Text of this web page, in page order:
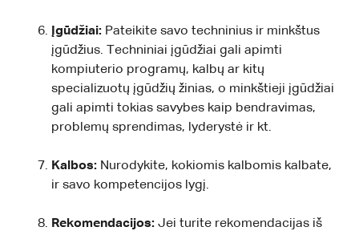
Įgūdžiai: Pateikite savo techninius ir minkštus
įgūdžius. Techniniai įgūdžiai gali apimti
kompiuterio programų, kalbų ar kitų
specializuotų įgūdžių žinias, o minkštieji įgūdžiai
gali apimti tokias savybes kaip bendravimas,
problemų sprendimas, lyderystė ir kt.
Kalbos: Nurodykite, kokiomis kalbomis kalbate,
ir savo kompetencijos lygį.
Rekomendacijos: Jei turite rekomendacijas iš